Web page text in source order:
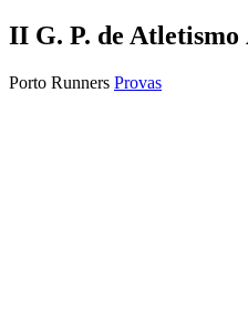
II G. P. de Atletismo
Porto Runners Provas